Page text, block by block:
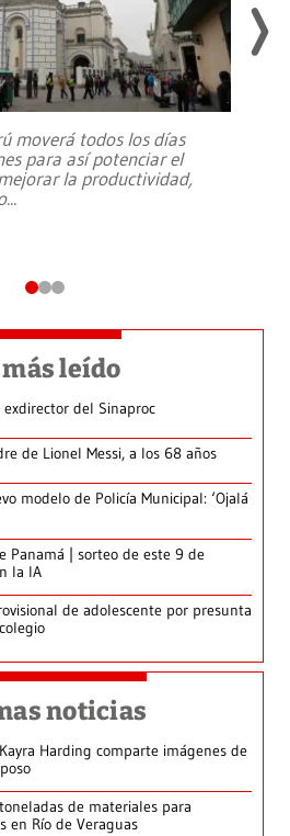
moverá todos los días
para así potenciar el
la productividad,
...
más leído
exdirector del Sinaproc
de Lionel Messi, a los 68 años
modelo de Policía Municipal: ‘Ojalá
Panamá | sorteo de este 9 de
la IA
de adolescente por presunta
noticias
Harding comparte imágenes de
de materiales para
en Río de Veraguas